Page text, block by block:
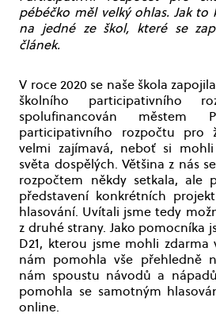
pébéčko měl velký ohlas. Jak
na jedné ze škol, které se
článek.
V roce 2020 se naše škola
školního participativního
spolufinancován městem
participativního rozpočtu pro
velmi zajímavá, neboť si
světa dospělých. Většina z nás
rozpočtem někdy setkala, ale
představení konkrétních
hlasování. Uvítali jsme tedy
z druhé strany. Jako pomocníka
D21, kterou jsme mohli zdarma
nám pomohla vše přehledně
nám spoustu návodů a
pomohla se samotným
online.